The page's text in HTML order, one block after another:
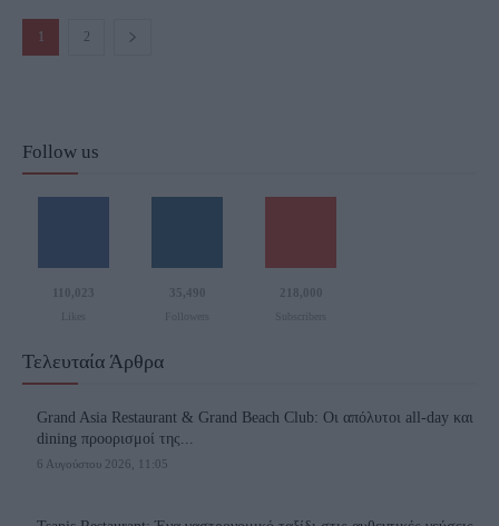
1 2
Follow us
110,023 35,490 218,000
Τελευταία Άρθρα
Grand Asia Restaurant & Grand Beach Club: Οι απόλυτοι all-day και
dining προορισμοί της...
6 Αυγούστου 2026, 11:05